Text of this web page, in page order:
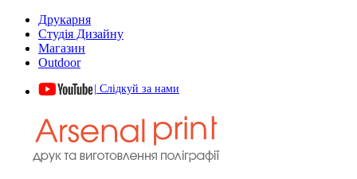
Друкарня
Студія Дизайну
Магазин
Outdoor
| Слідкуй за нами